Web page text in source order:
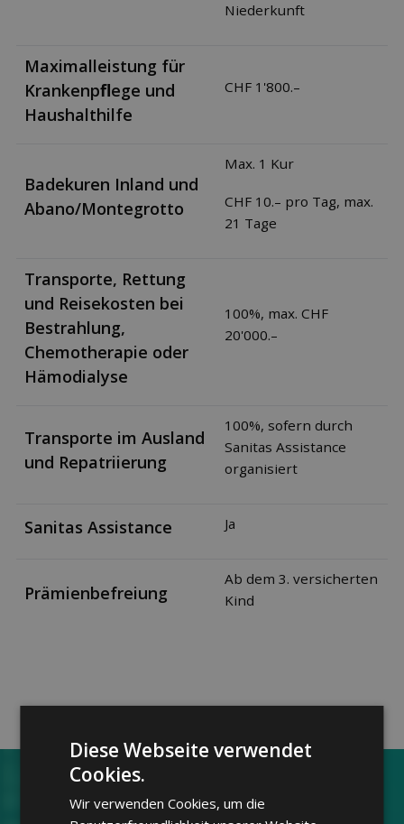
Niederkunft
Maximalleistung für
Krankenpﬂege und
Haushalthilfe
CHF 1'800.–
Badekuren Inland und
Abano/Montegrotto
Max. 1 Kur
CHF 10.– pro Tag, max.
21 Tage
Transporte, Rettung
und Reisekosten bei
Bestrahlung,
Chemotherapie oder
Hämodialyse
100%, max. CHF
20'000.–
Transporte im Ausland
und Repatriierung
100%, sofern durch
Sanitas Assistance
organisiert
Sanitas Assistance Ja
Prämienbefreiung
Ab dem 3. versicherten
Kind
Jetzt Zusatz­versicherungen
Diese Webseite verwendet
Cookies.
Wir verwenden Cookies, um die